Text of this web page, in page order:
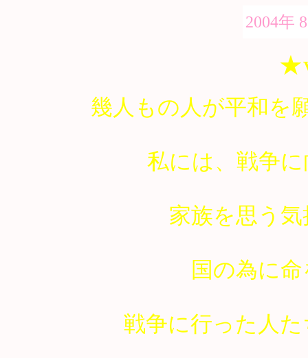
2004年
幾人もの人が平和を
私には、戦争
家族を思う
国の為に
戦争に行った人